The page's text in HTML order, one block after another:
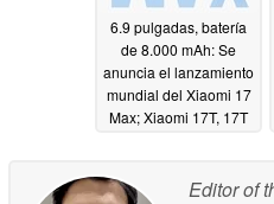
6.9 pulgadas, batería
de 8.000 mAh: Se
anuncia el lanzamiento
mundial del Xiaomi 17
Max; Xiaomi 17T, 17T
Editor of